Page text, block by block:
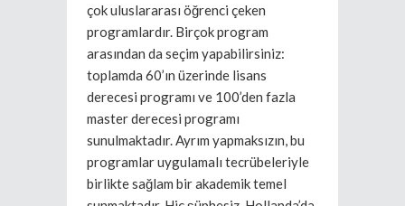
çok uluslararası öğrenci çeken
programlardır. Birçok program
arasından da seçim yapabilirsiniz:
toplamda 60’ın üzerinde lisans
derecesi programı ve 100’den fazla
master derecesi programı
sunulmaktadır. Ayrım yapmaksızın, bu
programlar uygulamalı tecrübeleriyle
birlikte sağlam bir akademik temel